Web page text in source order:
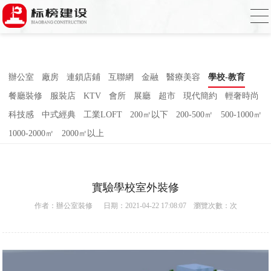
草莓视频下载网址,草莓视频官网,草莓视频
下载色,草莓视频APP无限观看2023
辦公室 廠房 連鎖店鋪 互聯網 金融 醫療美容 學校-教育
餐廳裝修 服裝店 KTV 會所 展廳 超市 現代簡約 輕奢時尚
科技感 中式經典 工業LOFT 200㎡以下 200-500㎡ 500-1000㎡
1000-2000㎡ 2000㎡以上
實驗學校室外裝修
作者： 辦公室裝修 日期：2021-04-22 17:08:07 瀏覽次數： 次